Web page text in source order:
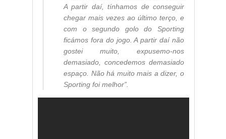
A partir daí, tínhamos de conseguir
chegar mais vezes ao último terço, e
com o segundo golo do Sporting
ficámos fora do jogo. A partir daí não
gostei muito, expusemo-nos
demasiado, concedemos demasiado
espaço. Não há muito mais a dizer, o
Sporting foi melhor”.